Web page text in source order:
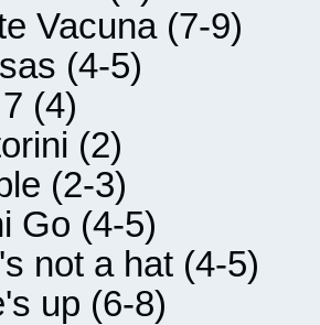
Vacuna (7-9)
(4-5)
(4)
(2)
(2-3)
Go (4-5)
not a hat (4-5)
up (6-8)